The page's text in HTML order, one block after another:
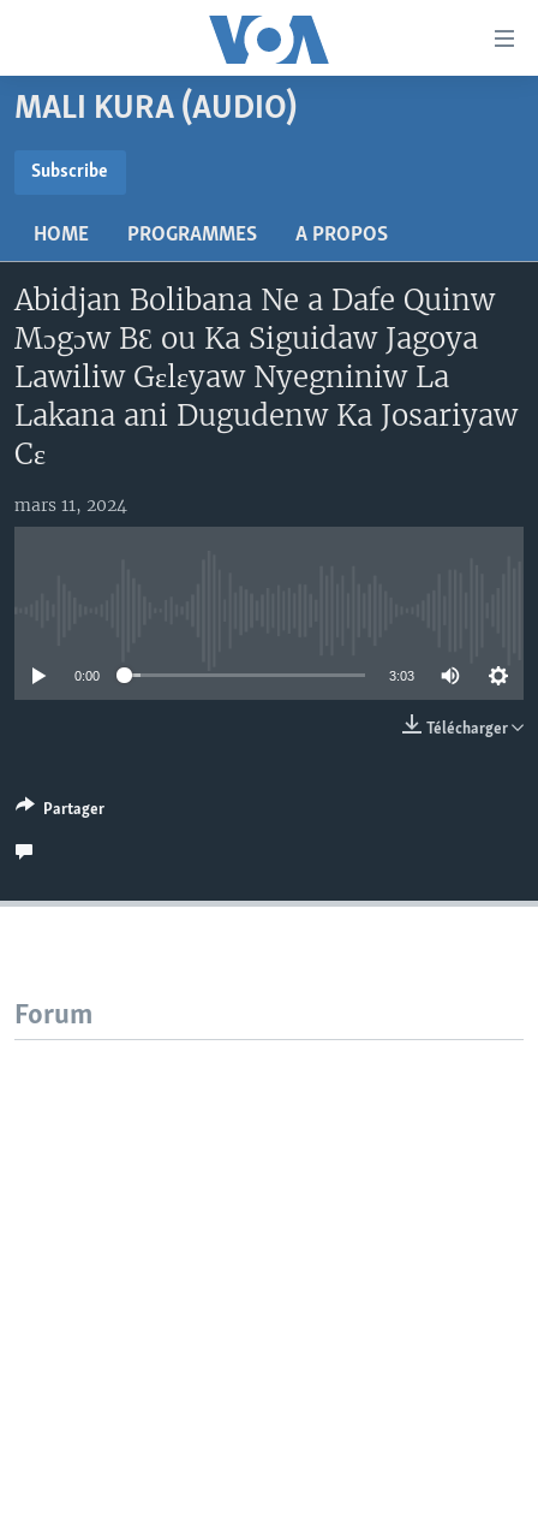
Menu
principal
navigation
principale
Retour
la
recherche
MALI KURA
RADIO
AN BA FO!
FARAFINA FOLI
Learning English
SUIVEZ-NOUS
Langues
MALI KURA (AUDIO)
Subscribe
HOME PROGRAMMES A PROPOS
Abidjan Bolibana Ne a Dafe Quinw
Mɔgɔw BƐ ou Ka Siguidaw Jagoya
Lawiliw Gɛlɛyaw Nyegniniw La
Lakana ani Dugudenw Ka Josariyaw
Cɛ
mars 11, 2024
0:00 3:03
Télécharger
Partager
Forum